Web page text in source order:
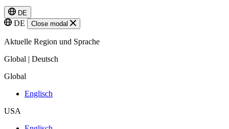
DE
DE Close modal
Aktuelle Region und Sprache
Global | Deutsch
Global
Englisch
USA